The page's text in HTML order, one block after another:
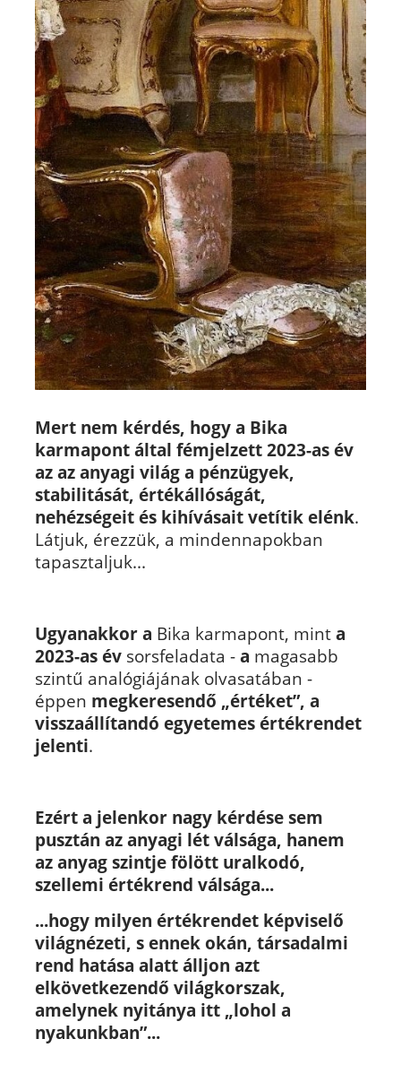
Mert nem kérdés, hogy a Bika
karmapont által fémjelzett 2023-as év
az az anyagi világ a pénzügyek,
stabilitását, értékállóságát,
nehézségeit és kihívásait vetítik elénk.
Látjuk, érezzük, a mindennapokban
tapasztaljuk...
Ugyanakkor a Bika karmapont, mint a
2023-as évsorsfeladata - a magasabb
szintű analógiájának olvasatában -
éppen megkeresendő „értéket”, a
visszaállítandó egyetemes értékrendet
jelenti.
Ezért a jelenkor nagy kérdése sem
pusztán az anyagi lét válsága, hanem
az anyag szintje fölött uralkodó,
szellemi értékrend válsága...
...hogy milyen értékrendet képviselő
világnézeti, s ennek okán, társadalmi
rend hatása alatt álljon azt
elkövetkezendő világkorszak,
amelynek nyitánya itt „lohol a
nyakunkban”...